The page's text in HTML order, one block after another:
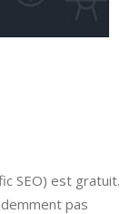
SEO) est gratuit.
pas